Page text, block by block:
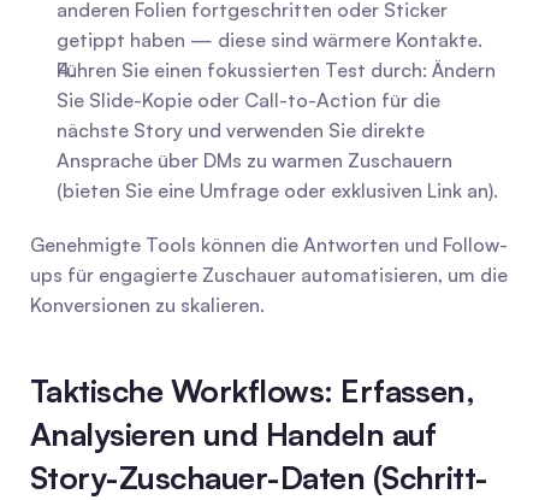
anderen Folien fortgeschritten oder Sticker
getippt haben — diese sind wärmere Kontakte.
Führen Sie einen fokussierten Test durch: Ändern
Sie Slide-Kopie oder Call-to-Action für die
nächste Story und verwenden Sie direkte
Ansprache über DMs zu warmen Zuschauern
(bieten Sie eine Umfrage oder exklusiven Link an).
Genehmigte Tools können die Antworten und Follow-
ups für engagierte Zuschauer automatisieren, um die
Konversionen zu skalieren.
Taktische Workflows: Erfassen,
Analysieren und Handeln auf
Story-Zuschauer-Daten (Schritt-